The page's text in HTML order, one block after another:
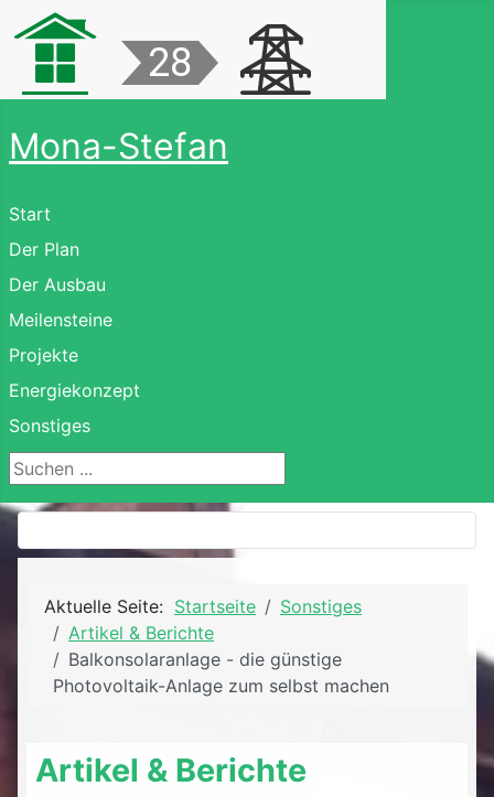
Mona-Stefan
Start
Der Plan
Der Ausbau
Meilensteine
Projekte
Energiekonzept
Sonstiges
Suchen ...
Aktuelle Seite: Startseite
Sonstiges
Artikel & Berichte
Balkonsolaranlage - die günstige
Photovoltaik-Anlage zum selbst machen
Artikel & Berichte